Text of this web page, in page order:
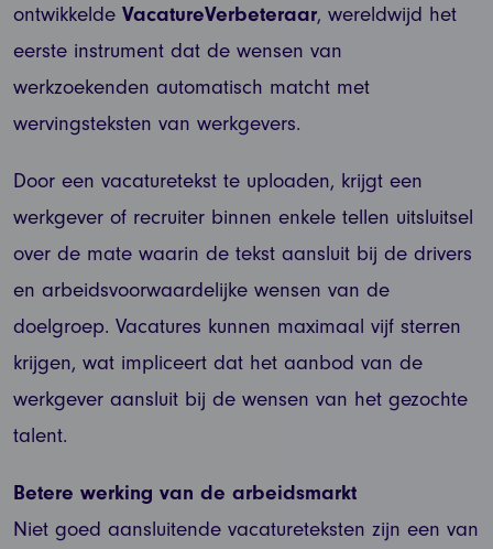
ontwikkelde VacatureVerbeteraar, wereldwijd het
eerste instrument dat de wensen van
werkzoekenden automatisch matcht met
wervingsteksten van werkgevers.
Door een vacaturetekst te uploaden, krijgt een
werkgever of recruiter binnen enkele tellen uitsluitsel
over de mate waarin de tekst aansluit bij de drivers
en arbeidsvoorwaardelijke wensen van de
doelgroep. Vacatures kunnen maximaal vijf sterren
krijgen, wat impliceert dat het aanbod van de
werkgever aansluit bij de wensen van het gezochte
talent.
Betere werking van de arbeidsmarkt
Niet goed aansluitende vacatureteksten zijn een van